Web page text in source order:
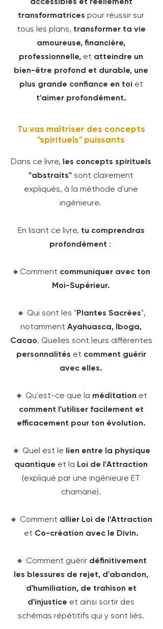
transformatrices pour réussir sur
tous les plans, transformer ta vie
amoureuse, financière,
professionnelle, et atteindre un
bien-être profond et durable, une
plus grande confiance en toi et
t'aimer profondément.
Tu vas maîtriser des concepts
"spirituels" puissants
Dans ce livre, les concepts spirituels
"abstraits" sont clairement
expliqués, à la méthode d'une
ingénieure.
En lisant ce livre, tu comprendras
profondément :
🔸Comment communiquer avec ton
Moi-Supérieur.
🔸 Qui sont les "Plantes Sacrées",
notamment Ayahuasca, Iboga,
Cacao. Quelles sont leurs différentes
personnalités et comment guérir
avec elles.
🔸 Qu'est-ce que la méditation et
comment l'utiliser facilement et
efficacement pour ton évolution.
🔸 Quel est le lien entre la physique
quantique et la Loi de l'Attraction
(expliqué par une ingénieure ET
chamane).
🔸 Comment allier Loi de l'Attraction
et Co-création avec le Divin.
🔸 Comment guérir définitivement
les blessures de rejet, d'abandon,
d'humiliation, de trahison et
d'injustice et ainsi sortir des
schémas répétitifs qui y sont liés.